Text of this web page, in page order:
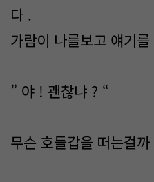
다 .
가람이 나를보고 얘기
” 야 ! 괜찮냐 ? “
무슨 호들갑을 떠는걸까